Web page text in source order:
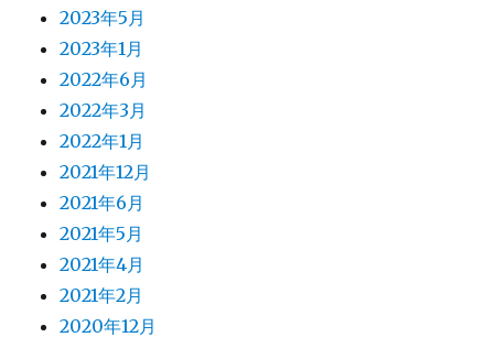
2023年5月
2023年1月
2022年6月
2022年3月
2022年1月
2021年12月
2021年6月
2021年5月
2021年4月
2021年2月
2020年12月